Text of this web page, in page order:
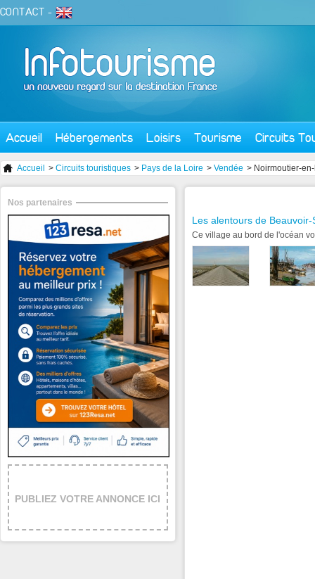
CONTACT -
Accueil Hébergements Loisirs Tourisme Circuits
Accueil > Circuits touristiques > Pays de la Loire > Vendée > Noirmoutier-
Les alentours de Beauvoir-
Ce village au bord de l'océan
Nos partenaires
PUBLIEZ VOTRE ANNONCE ICI